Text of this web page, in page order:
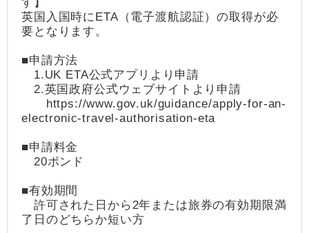
英国入国時にETA（電子渡航認証）の取得が必
要となります。
■申請方法
1.UK ETA公式アプリより申請
2.英国政府公式ウェブサイトより申請
https://www.gov.uk/guidance/apply-for-an-
electronic-travel-authorisation-eta
■申請料金
20ポンド
■有効期間
許可された日から2年または旅券の有効期限満
了日のどちらか短い方